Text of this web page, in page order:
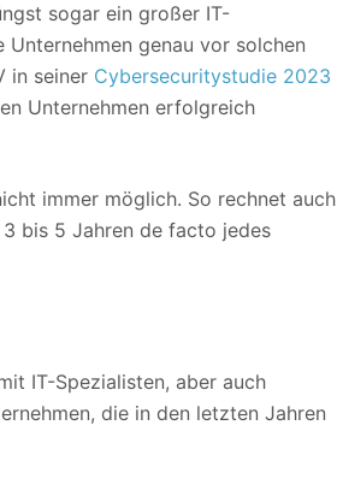
sogar ein großer IT-
genau vor solchen
in seiner Cybersecuritystudie 2023
Unternehmen erfolgreich
immer möglich. So rechnet auch
bis 5 Jahren de facto jedes
IT-Spezialisten, aber auch
die in den letzten Jahren